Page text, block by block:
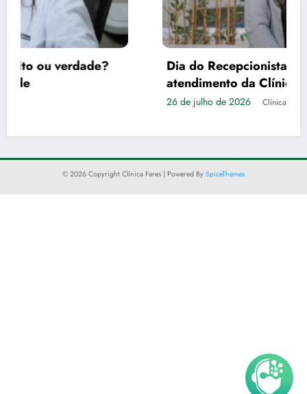
Dia do Recepcionista: Empatia é a tônica no
atendimento da Clínica Fares
Clínica Fares
© 2026 Copyright Clínica Fares | Powered By SpiceThemes